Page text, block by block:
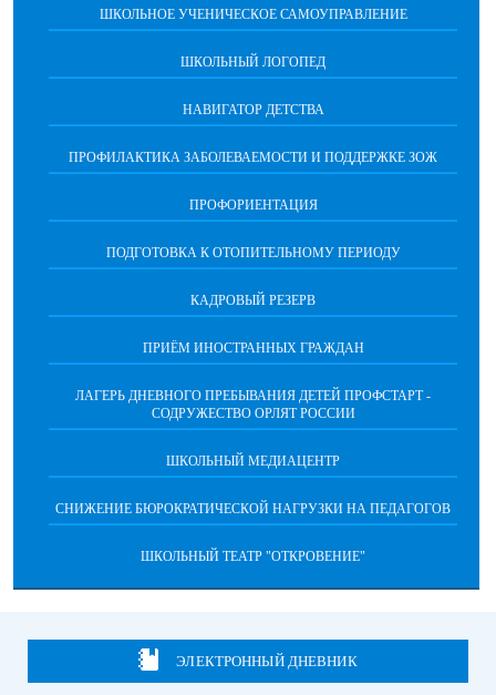
ШКОЛЬНОЕ УЧЕНИЧЕСКОЕ САМОУПРАВЛЕНИЕ
ШКОЛЬНЫЙ ЛОГОПЕД
НАВИГАТОР ДЕТСТВА
ПРОФИЛАКТИКА ЗАБОЛЕВАЕМОСТИ И ПОДДЕРЖКЕ ЗОЖ
ПРОФОРИЕНТАЦИЯ
ПОДГОТОВКА К ОТОПИТЕЛЬНОМУ ПЕРИОДУ
КАДРОВЫЙ РЕЗЕРВ
ПРИЁМ ИНОСТРАННЫХ ГРАЖДАН
ЛАГЕРЬ ДНЕВНОГО ПРЕБЫВАНИЯ ДЕТЕЙ ПРОФСТАРТ -
СОДРУЖЕСТВО ОРЛЯТ РОССИИ
ШКОЛЬНЫЙ МЕДИАЦЕНТР
СНИЖЕНИЕ БЮРОКРАТИЧЕСКОЙ НАГРУЗКИ НА ПЕДАГОГОВ
ШКОЛЬНЫЙ ТЕАТР "ОТКРОВЕНИЕ"
ЭЛЕКТРОННЫЙ ДНЕВНИК